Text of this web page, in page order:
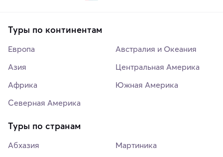
Туры по континентам
Европа
Азия
Африка
Северная Америка
Австралия и Океания
Центральная Америка
Южная Америка
Туры по странам
Абхазия
Мартиника